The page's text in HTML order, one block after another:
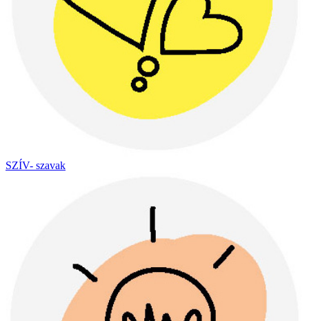
SZÍV- szavak